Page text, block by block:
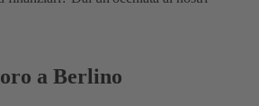
a Berlino